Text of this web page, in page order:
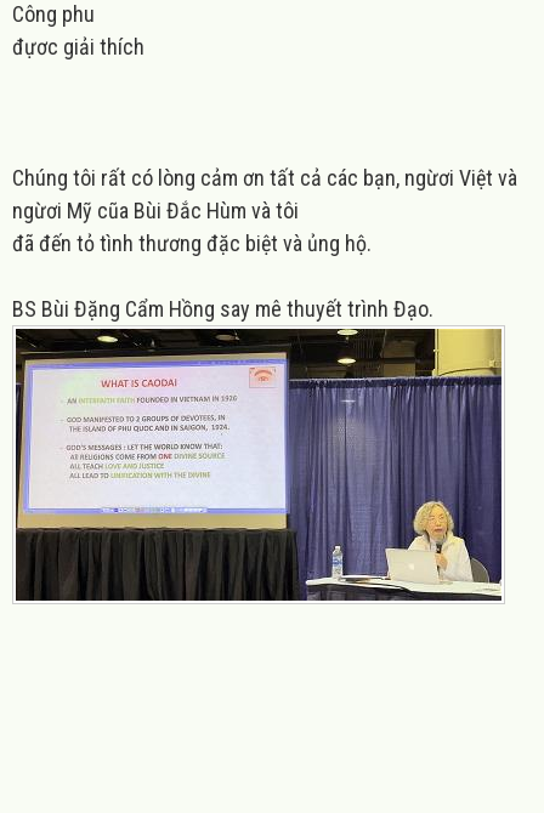
Công phu
đựơc giải thích
Chúng tôi rất có lòng cảm ơn tất cả các bạn, ngừơi Việt và
ngừơi Mỹ cũa Bùi Đắc Hùm và tôi
đã đến tỏ tình thương đặc biệt và ủng hộ.
BS Bùi Đặng Cẩm Hồng say mê thuyết trình Đạo.